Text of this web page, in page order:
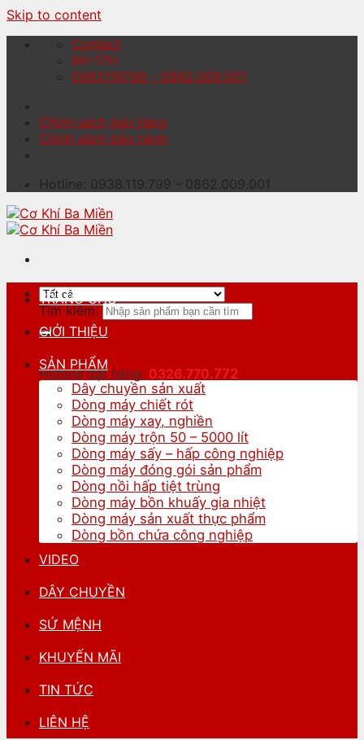
Skip to content
Contact
8H-17H
0983119799 - 0862.009.001
Chính sách bán hàng
Chính sách bảo hành
Hotline: 0938.119.799 - 0862.009.001
Tìm kiếm:
Hotline đặt hàng: 0326.770.772
TRANG CHỦ
GIỚI THIỆU
SẢN PHẨM
Dây chuyền sản xuất
Dòng máy chiết rót
Dòng máy xay, nghiền
Dòng máy trộn 50 – 5000 lít
Dòng máy sấy – hấp công nghiệp
Dòng máy đóng gói sản phẩm
Dòng nồi hấp tiệt trùng
Dòng máy bồn khuấy gia nhiệt
Dòng máy sản xuất thực phẩm
Dòng bồn chứa công nghiệp
VIDEO
DÂY CHUYỀN
SỨ MỆNH
KHUYẾN MÃI
TIN TỨC
LIÊN HỆ